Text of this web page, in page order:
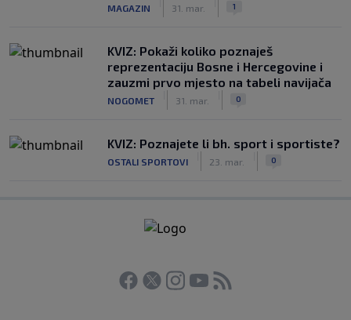
MAGAZIN 31. mar. 1
KVIZ: Pokaži koliko poznaješ
reprezentaciju Bosne i Hercegovine i
zauzmi prvo mjesto na tabeli navijača
NOGOMET 31. mar. 0
KVIZ: Poznajete li bh. sport i sportiste?
OSTALI SPORTOVI 23. mar. 0